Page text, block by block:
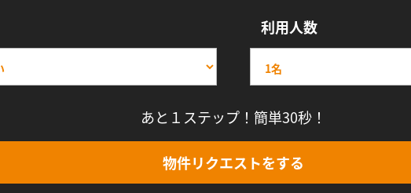
利用人数
あと１ステップ！簡単30秒！
物件リクエストをする